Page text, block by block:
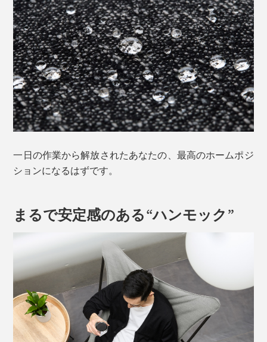
一日の作業から解放されたあなたの、最高のホームポジ
ションになるはずです。
まるで安定感のある“ハンモック”